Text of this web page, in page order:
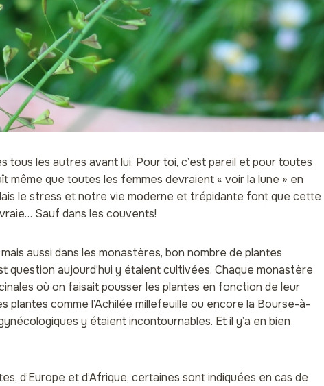
tous les autres avant lui. Pour toi, c’est pareil et pour toutes
même que toutes les femmes devraient « voir la lune » en
le stress et notre vie moderne et trépidante font que cette
Sauf dans les couvents!
aussi dans les monastères, bon nombre de plantes
question aujourd’hui y étaient cultivées. Chaque monastère
où on faisait pousser les plantes en fonction de leur
plantes comme l’Achilée millefeuille ou encore la Bourse-à-
y étaient incontournables. Et il y’a en bien
d’Europe et d’Afrique, certaines sont indiquées en cas de